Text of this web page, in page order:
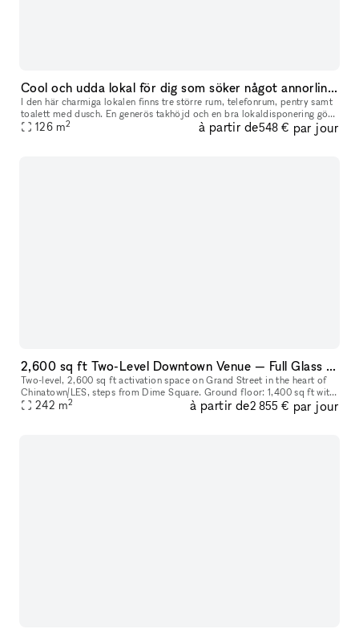
Cool och udda lokal för dig som söker något annorlinda för ditt event
I den här charmiga lokalen finns tre större rum, telefonrum, pentry samt
toalett med dusch. En generös takhöjd och en bra lokaldisponering gör
att lokalen kan passa flera olika typer av event. Drot
126 m2 à partir de548 € par jour
2,600 sq ft Two-Level Downtown Venue — Full Glass Storefront + Lower Level with Own Entrance | Chinatown/LES
Two-level, 2,600 sq ft activation space on Grand Street in the heart of
Chinatown/LES, steps from Dime Square. Ground floor: 1,400 sq ft with
a full glass storefront, 12–14 ft ceilings, and excellent
242 m2 à partir de2 855 € par jour